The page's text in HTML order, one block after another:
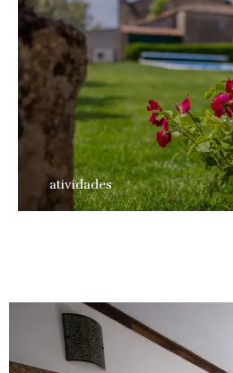
atividades